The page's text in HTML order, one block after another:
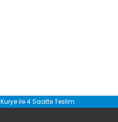
Kurye ile 4 Saatte Teslim